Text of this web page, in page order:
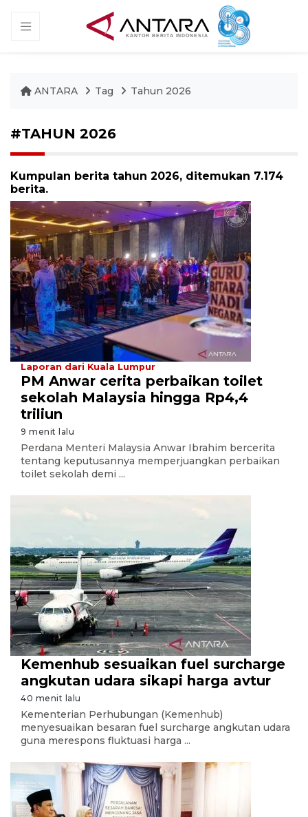
ANTARA Tag Tahun 2026
#TAHUN 2026
Kumpulan berita tahun 2026, ditemukan 7.174
berita.
Laporan dari Kuala Lumpur
PM Anwar cerita perbaikan toilet
sekolah Malaysia hingga Rp4,4
triliun
9 menit lalu
Perdana Menteri Malaysia Anwar Ibrahim bercerita
tentang keputusannya memperjuangkan perbaikan
toilet sekolah demi ...
Kemenhub sesuaikan fuel surcharge
angkutan udara sikapi harga avtur
40 menit lalu
Kementerian Perhubungan (Kemenhub)
menyesuaikan besaran fuel surcharge angkutan udara
guna merespons fluktuasi harga ...